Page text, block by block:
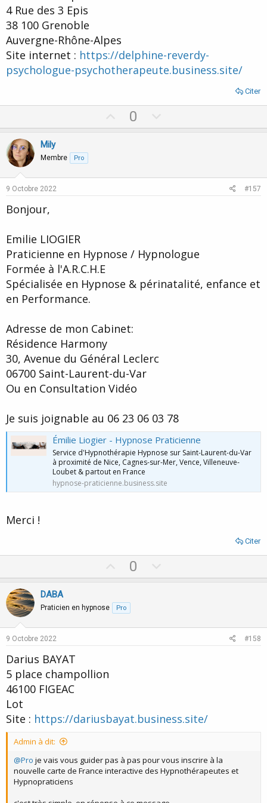
4 Rue des 3 Epis
38 100 Grenoble
Auvergne-Rhône-Alpes
Site internet : https://delphine-reverdy-
psychologue-psychotherapeute.business.site/
Citer
p
t
0
o
v
Mily
Membre Pro
9 Octobre 2022 #157
Bonjour,
Emilie LIOGIER
Praticienne en Hypnose / Hypnologue
Formée à l'A.R.C.H.E
Spécialisée en Hypnose & périnatalité, enfance et
en Performance.
Adresse de mon Cabinet:
Résidence Harmony
30, Avenue du Général Leclerc
06700 Saint-Laurent-du-Var
Ou en Consultation Vidéo
Je suis joignable au 06 23 06 03 78
Émilie Liogier - Hypnose Praticienne
Service d'Hypnothérapie Hypnose sur Saint-Laurent-du-Var
à proximité de Nice, Cagnes-sur-Mer, Vence, Villeneuve-
Loubet & partout en France
hypnose-praticienne.business.site
Merci !
Citer
p
o
t
0
o
v
DABA
Praticien en hypnose Pro
9 Octobre 2022 #158
Darius BAYAT
5 place champollion
46100 FIGEAC
Lot
Site : https://dariusbayat.business.site/
Admin à dit:
@Pro je vais vous guider pas à pas pour vous inscrire à la
nouvelle carte de France interactive des Hypnothérapeutes et
Hypnopraticiens